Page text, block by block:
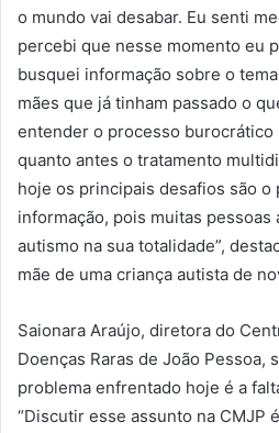
o mundo vai desabar. Eu senti
percebi que nesse momento eu
busquei informação sobre o
mães que já tinham passado o
entender o processo burocrático
quanto antes o tratamento
hoje os principais desafios são o
informação, pois muitas pessoas
autismo na sua totalidade”,
mãe de uma criança autista de
Saionara Araújo, diretora do
Doenças Raras de João Pessoa,
problema enfrentado hoje é a
“Discutir esse assunto na CMJP